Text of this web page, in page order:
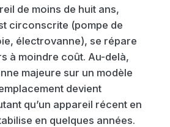
de moins de huit ans,
circonscrite (pompe de
électrovanne), se répare
à moindre coût. Au-delà,
majeure sur un modèle
devient
qu’un appareil récent en
en quelques années.